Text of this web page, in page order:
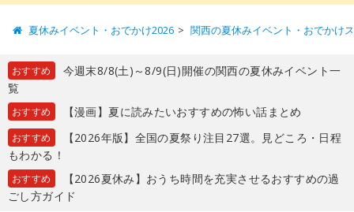
夏休みイベント・おでかけ2026 関西の夏休みイベント・おでかけ
おすすめ
今週末8/8(土)～8/9(日)開催の関西の夏休みイベント一
覧
おすすめ 【漫画】夏に読みたいおすすめの怖い話まとめ
おすすめ
【2026年版】全国の夏祭り注目27選。見どころ・日程
もわかる！
おすすめ
【2026夏休み】おうち時間を充実させるおすすめの過
ごし方ガイド